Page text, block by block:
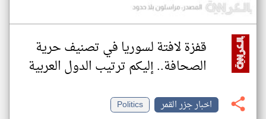
قفزة لافتة لسوريا في تصنيف حرية
الصحافة.. إليكم ترتيب الدول العربية
اخبار جزر القمر
Politics